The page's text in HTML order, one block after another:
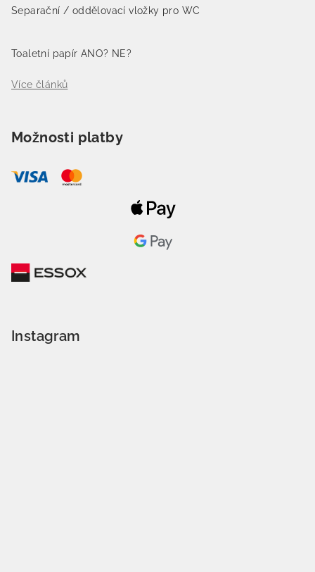
Separační / oddělovací vložky pro WC
Toaletní papír ANO? NE?
Více článků
Možnosti platby
Instagram